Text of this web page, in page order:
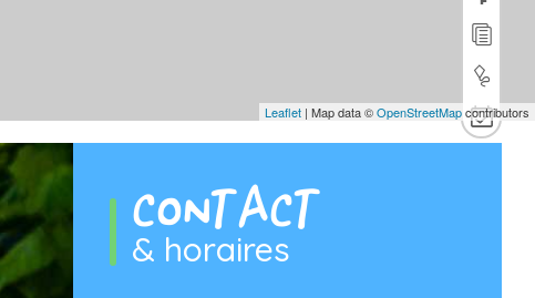
Leaflet | Map data ©OpenStreetMapcontributors
CONTACT
& horaires